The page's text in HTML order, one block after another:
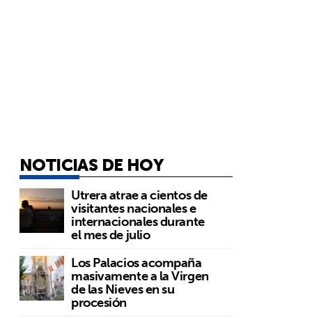
NOTICIAS DE HOY
Utrera atrae a cientos de
visitantes nacionales e
internacionales durante
el mes de julio
Los Palacios acompaña
masivamente a la Virgen
de las Nieves en su
procesión